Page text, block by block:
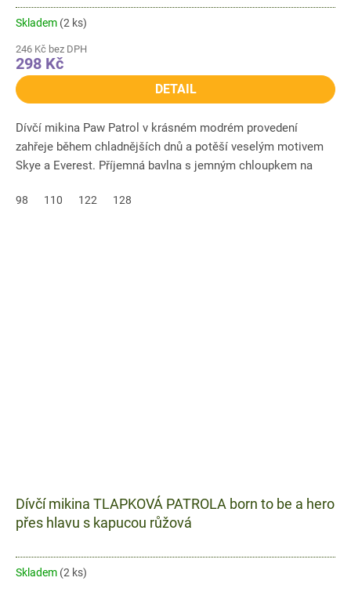
Skladem (2 ks)
246 Kč bez DPH
298 Kč
DETAIL
Dívčí mikina Paw Patrol v krásném modrém provedení
zahřeje během chladnějších dnů a potěší veselým motivem
Skye a Everest. Příjemná bavlna s jemným chloupkem na
98 110 122 128
Dívčí mikina TLAPKOVÁ PATROLA born to be a hero
přes hlavu s kapucou růžová
Skladem (2 ks)